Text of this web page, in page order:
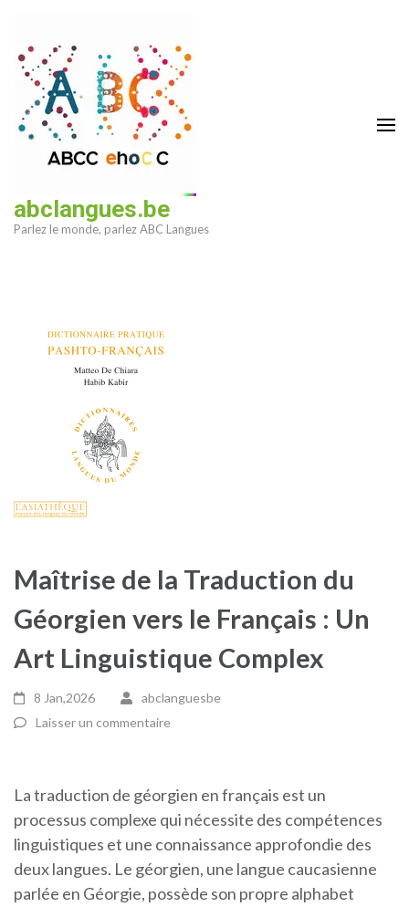
contenu
(Pressez
Entrée)
abclangues.be
Parlez le monde, parlez ABC Langues
Maîtrise de la Traduction du
Géorgien vers le Français : Un
Art Linguistique Complex
8 Jan,2026
abclanguesbe
Laisser un commentaire
La traduction de géorgien en français est un
processus complexe qui nécessite des compétences
linguistiques et une connaissance approfondie des
deux langues. Le géorgien, une langue caucasienne
parlée en Géorgie, possède son propre alphabet